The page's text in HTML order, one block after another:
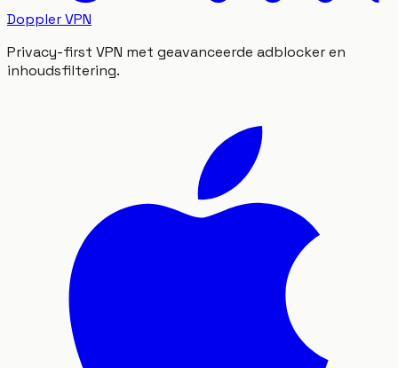
Doppler VPN
Privacy-first VPN met geavanceerde adblocker en
inhoudsfiltering.